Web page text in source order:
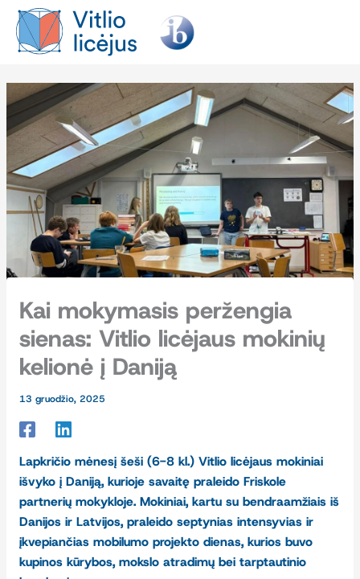
Pereiti
prie
turinio
Kai mokymasis peržengia
sienas: Vitlio licėjaus mokinių
kelionė į Daniją
13 gruodžio, 2025
Lapkričio mėnesį šeši (6-8 kl.) Vitlio licėjaus mokiniai
išvyko į Daniją, kurioje savaitę praleido Friskole
partnerių mokykloje. Mokiniai, kartu su bendraamžiais iš
Danijos ir Latvijos, praleido septynias intensyvias ir
įkvepiančias mobilumo projekto dienas, kurios buvo
kupinos kūrybos, mokslo atradimų bei tarptautinio